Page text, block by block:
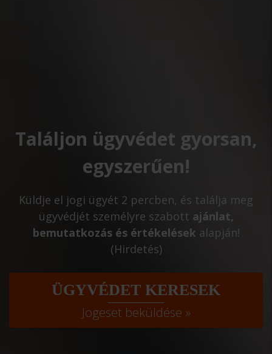
Találjon ügyvédet gyorsan,
egyszerűen!
Küldje el jogi ügyét 2 percben, és találja meg
ügyvédjét személyre szabott ajánlat,
bemutatkozás és értékelések alapján!
(Hirdetés)
ÜGYVÉDET KERESEK
Jogeset beküldése »